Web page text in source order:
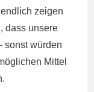
zeigen
dass unsere
sonst würden
Mittel